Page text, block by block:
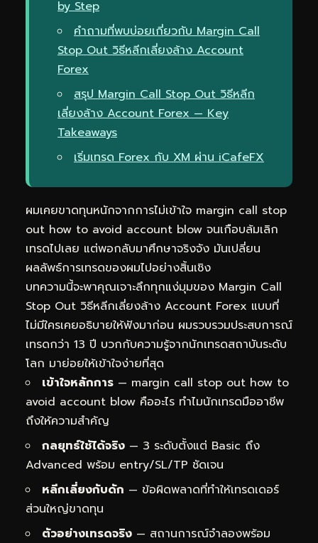
by Step
คำถามที่พบบ่อยเกี่ยวกับ Margin Call
Stop Out วิธีหลีกเลี่ยงล้าง Account
Forex
สรุป Margin Call Stop Out วิธีหลีก
เลี่ยงล้าง Account Forex — Key
Takeaways
เริ่มเทรด Forex กับ XM ผ่าน iCafeFX
ผมเคยขาดทุนหนักจากการไม่เข้าใจ margin call stop
out how to avoid account blow จนเกือบล้มเลิก
เทรดไปเลย แต่พอกลับมาศึกษาจริงจัง มันเปลี่ยน
ผลลัพธ์การเทรดของผมไปอย่างสิ้นเชิง
บทความนี้จะพาคุณเจาะลึกทุกแง่มุมของ Margin Call
Stop Out วิธีหลีกเลี่ยงล้าง Account Forex แบบที่
ไม่มีใครเคยอธิบายให้ฟังมาก่อน ผมรวบรวมประสบการณ์
เทรดกว่า 13 ปี บวกกับความรู้จากนักเทรดสถาบันระดับ
โลก มาย่อยให้เข้าใจง่ายที่สุด
เข้าใจหลักการ — margin call stop out how to
avoid account blow คืออะไร ทำไมนักเทรดมืออาชีพ
ถึงให้ความสำคัญ
กลยุทธ์ใช้ได้จริง — 3 ระดับตั้งแต่ Basic ถึง
Advanced พร้อม entry/SL/TP ชัดเจน
หลีกเลี่ยงกับดัก — ข้อผิดพลาดที่ทำให้เทรดเดอร์
ส่วนใหญ่ขาดทุน
ตัวอย่างเทรดจริง — สถานการณ์จำลองพร้อม